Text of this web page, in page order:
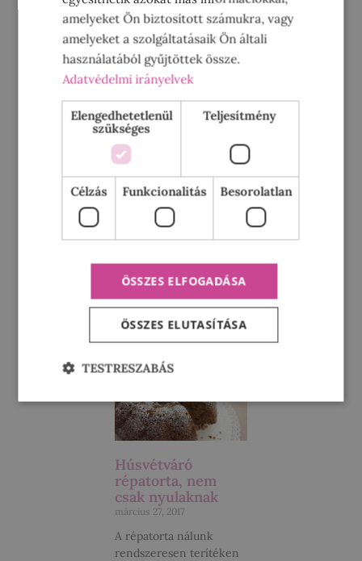
A legtutibb Húsvéti
dekorációs ötletek
április 1, 2017
Két hét és itt a Húsvét!
Ahhoz, hogy ennek az
érdemes a lakásunkat is
a Húsvéthoz öltöztetni,
és
Húsvétváró
répatorta, nem
csak nyulaknak
március 27, 2017
A répatorta nálunk
rendszeresen terítéken
amelyeket Ön biztosított számukra, vagy
amelyeket a szolgáltatásaik Ön általi
használatából gyűjtöttek össze.
Adatvédelmi irányelvek
Elengedhetetlenül
szükséges
Teljesítmény
Célzás Funkcionalitás Besorolatlan
ÖSSZES ELFOGADÁSA
ÖSSZES ELUTASÍTÁSA
TESTRESZABÁS